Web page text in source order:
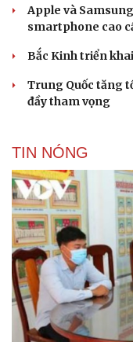
Cải chính
Apple và
smartphone cao
Bắc Kinh triển
Trung Quốc tăng
đầy tham vọng
TIN NÓNG